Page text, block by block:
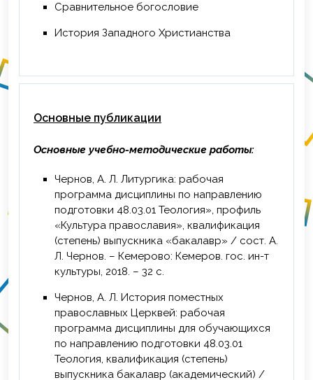
Сравнительное богословие
История Западного Христианства
Основные публикации
Основные учебно-методические работы:
Чернов, А. Л. Литургика: рабочая
программа дисциплины по направлению
подготовки 48.03.01 Теология», профиль
«Культура православия», квалификация
(степень) выпускника «бакалавр» / сост. А.
Л. Чернов. – Кемерово: Кемеров. гос. ин-т
культуры, 2018. – 32 с.
Чернов, А. Л. История поместных
православных Церквей: рабочая
программа дисциплины для обучающихся
по направлению подготовки 48.03.01
Теология, квалификация (степень)
выпускника бакалавр (академический) /